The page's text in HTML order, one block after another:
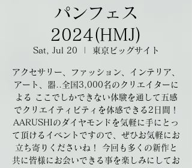
パンフェス
2024(HMJ)
Sat, Jul 20 東京ビッグサイト
アクセサリー、ファッション、インテリア、
アート、器..全国3,000名のクリエイターに
よる ここでしかできない体験を通して五感
でクリエイティビティを体感できる2日間！
AARUSHIのダイヤモンドを気軽に手にとっ
て頂けるイベントですので、ぜひお気軽にお
立ち寄りくださいね！ 今回も多くの新作と
共に皆様にお会いできる事を楽しみにしてお